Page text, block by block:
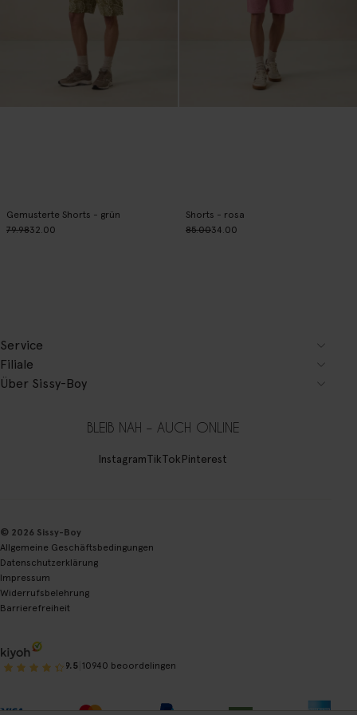
Gemusterte Shorts - grün
79.9832.00
Shorts - rosa
85.0034.00
Service
Filiale
Über Sissy-Boy
BLEIB NAH – AUCH ONLINE
InstagramTikTokPinterest
© 2026 Sissy-Boy
Allgemeine Geschäftsbedingungen
Datenschutzerklärung
Impressum
Widerrufsbelehrung
Barrierefreiheit
9.5 10940 beoordelingen